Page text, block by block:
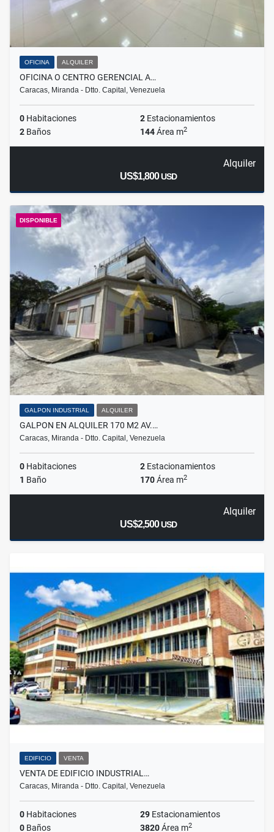
OFICINA ALQUILER
OFICINA O CENTRO GERENCIAL A…
Caracas, Miranda - Dtto. Capital, Venezuela
0 Habitaciones 2 Estacionamientos
2 Baños 144Área m2
Alquiler
US$1,800USD
DISPONIBLE
GALPON INDUSTRIAL ALQUILER
GALPON EN ALQUILER 170 M2 AV.…
Caracas, Miranda - Dtto. Capital, Venezuela
0 Habitaciones 2 Estacionamientos
1 Baño 170Área m2
Alquiler
US$2,500USD
EDIFICIO VENTA
VENTA DE EDIFICIO INDUSTRIAL…
Caracas, Miranda - Dtto. Capital, Venezuela
0 Habitaciones 29 Estacionamientos
0 Baños 3820Área m2